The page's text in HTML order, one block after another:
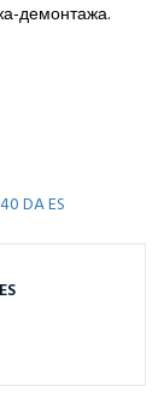
демонтажа.